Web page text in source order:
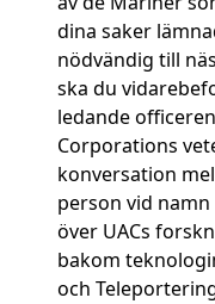
dina saker
nödvändig till
ska du
ledande
Corporations
konversation
person vid
över UACs
bakom
och